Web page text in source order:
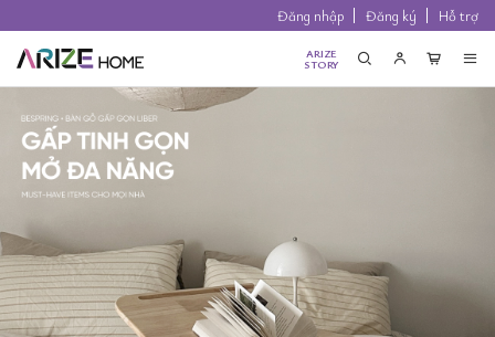
Đăng nhập Đăng ký Hỗ trợ
ARIZE
STORY